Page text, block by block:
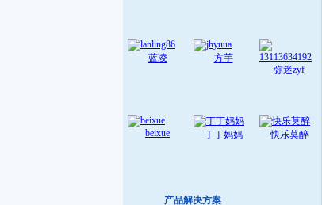
蓝凌
方芋
弥迷zyf
beixue 丁丁妈妈 快乐莫醉
产品解决方案